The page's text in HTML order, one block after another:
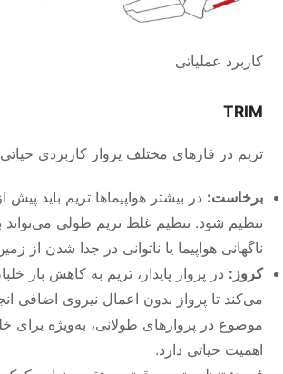
کاربرد عملیاتی
TRIM
تریم در فازهای مختلف پرواز کاربردی حیاتی
برخاست: در بیشتر هواپیماها تریم باید
تنظیم شود. تنظیم غلط تریم طولی می‌تواند
ناگهانی هواپیما یا ناتوانی در جدا شدن از
کروز: در پرواز پایدار، تریم به کاهش بار
می‌کند تا پرواز بدون اعمال نیروی اضافی
موضوع در پروازهای طولانی، به‌ویژه برای
اهمیت حیاتی دارد.